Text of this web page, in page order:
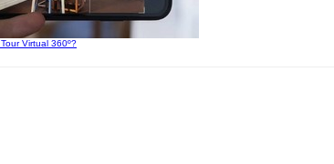
Virtual 360º?